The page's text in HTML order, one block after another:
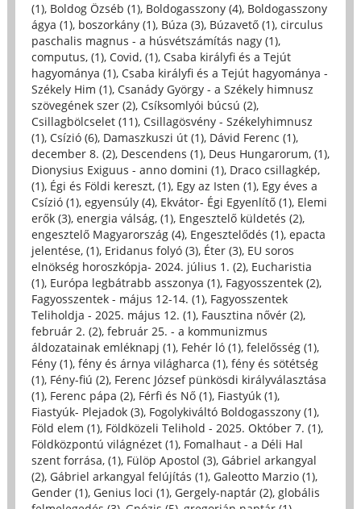
(1), Boldog Özséb (1), Boldogasszony (4), Boldogasszony
ágya (1), boszorkány (1), Búza (3), Búzavető (1), circulus
paschalis magnus - a húsvétszámítás nagy (1),
computus, (1), Covid, (1), Csaba királyfi és a Tejút
hagyománya (1), Csaba királyfi és a Tejút hagyománya -
Székely Him (1), Csanády György - a Székely himnusz
szövegének szer (2), Csíksomlyói búcsú (2),
Csillagbölcselet (11), Csillagösvény - Székelyhimnusz
(1), Csízió (6), Damaszkuszi út (1), Dávid Ferenc (1),
december 8. (2), Descendens (1), Deus Hungarorum, (1),
Dionysius Exiguus - anno domini (1), Draco csillagkép,
(1), Égi és Földi kereszt, (1), Egy az Isten (1), Egy éves a
Csízió (1), egyensúly (4), Ekvátor- Égi Egyenlítő (1), Elemi
erők (3), energia válság, (1), Engesztelő küldetés (2),
engesztelő Magyarország (4), Engesztelődés (1), epacta
jelentése, (1), Eridanus folyó (3), Éter (3), EU soros
elnökség horoszkópja- 2024. július 1. (2), Eucharistia
(1), Európa legbátrabb asszonya (1), Fagyosszentek (2),
Fagyosszentek - május 12-14. (1), Fagyosszentek
Teliholdja - 2025. május 12. (1), Fausztina nővér (2),
február 2. (2), február 25. - a kommunizmus
áldozatainak emléknapj (1), Fehér ló (1), felelősség (1),
Fény (1), fény és árnya világharca (1), fény és sötétség
(1), Fény-fiú (2), Ferenc József pünkösdi királyválasztása
(1), Ferenc pápa (2), Férfi és Nő (1), Fiastyúk (1),
Fiastyúk- Plejadok (3), Fogolykiváltó Boldogasszony (1),
Föld elem (1), Földközeli Telihold - 2025. Október 7. (1),
Földközpontú világnézet (1), Fomalhaut - a Déli Hal
szent forrása, (1), Fülöp Apostol (3), Gábriel arkangyal
(2), Gábriel arkangyal felújítás (1), Galeotto Marzio (1),
Gender (1), Genius loci (1), Gergely-naptár (2), globális